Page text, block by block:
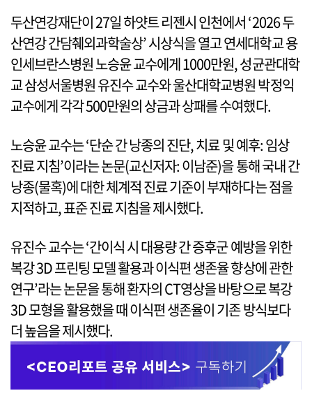
두산연강재단이 27일 하얏트 리젠시 인천에서 ‘2026 두
산연강 간담췌외과학술상’ 시상식을 열고 연세대학교 용
인세브란스병원 노승윤 교수에게 1000만원, 성균관대학
교 삼성서울병원 유진수 교수와 울산대학교병원 박정익
교수에게 각각 500만원의 상금과 상패를 수여했다.
노승윤 교수는 ‘단순 간 낭종의 진단, 치료 및 예후: 임상
진료 지침’이라는 논문(교신저자: 이남준)을 통해 국내 간
낭종(물혹)에 대한 체계적 진료 기준이 부재하다는 점을
지적하고, 표준 진료 지침을 제시했다.
유진수 교수는 ‘간이식 시 대용량 간 증후군 예방을 위한
복강 3D 프린팅 모델 활용과 이식편 생존율 향상에 관한
연구’라는 논문을 통해 환자의 CT영상을 바탕으로 복강
3D 모형을 활용했을 때 이식편 생존율이 기존 방식보다
더 높음을 제시했다.